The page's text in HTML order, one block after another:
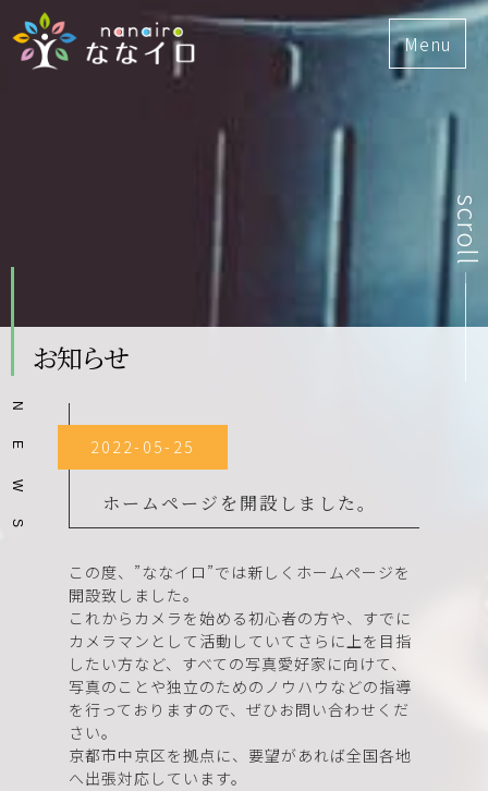
Menu
scroll
お知らせ
N
E
W
S
2022-05-25
ホームページを開設しました。
この度、”ななイロ”では新しくホームページを
開設致しました。
これからカメラを始める初心者の方や、すでに
カメラマンとして活動していてさらに上を目指
したい方など、すべての写真愛好家に向けて、
写真のことや独立のためのノウハウなどの指導
を行っておりますので、ぜひお問い合わせくだ
さい。
京都市中京区を拠点に、要望があれば全国各地
へ出張対応しています。